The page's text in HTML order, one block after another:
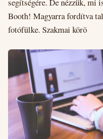
Booth! Magyarra fordítva
fotófülke. Szakmai körö